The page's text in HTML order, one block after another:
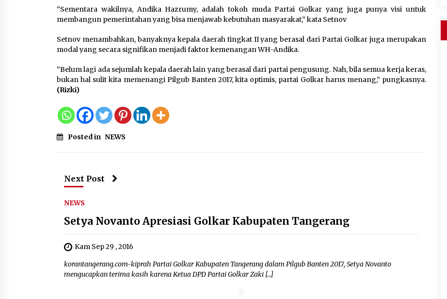
Respons Cepat Aduan Warga,
Wali Kota Serang Bantu Bedah
Rumah Roboh Korban
Bencana, Salurkan Bantuan
Rp30 Juta
Wali Kota Serang Budi
Rustandi Berikan
Penghargaan kepada
Pemenang Sayembara Logo
HUT ke-19 Kota Serang
“Sementara wakilnya, Andika Hazrumy, adalah tokoh muda Partai Golkar yang juga punya visi untuk
membangun pemerintahan yang bisa menjawab kebutuhan masyarakat,” kata Setnov
Setnov menambahkan, banyaknya kepala daerah tingkat II yang berasal dari Partai Golkar juga merupakan
modal yang secara signifikan menjadi faktor kemenangan WH-Andika.
“Belum lagi ada sejumlah kepala daerah lain yang berasal dari partai pengusung. Nah, bila semua kerja keras,
bukan hal sulit kita memenangi Pilgub Banten 2017, kita optimis, partai Golkar harus menang,” pungkasnya.
(Rizki)
Posted in NEWS
Next Post
NEWS
Setya Novanto Apresiasi Golkar Kabupaten Tangerang
Kam Sep 29 , 2016
korantangerang.com-kiprah Partai Golkar Kabupaten Tangerang dalam Pilgub Banten 2017, Setya Novanto
mengucapkan terima kasih karena Ketua DPD Partai Golkar Zaki […]